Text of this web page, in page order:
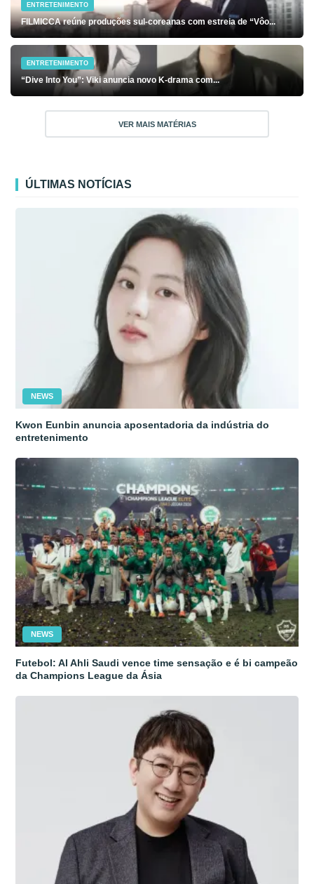
ENTRETENIMENTO
FILMICCA reúne produções sul-coreanas com estreia de “Vôo...
ENTRETENIMENTO
“Dive Into You”: Viki anuncia novo K-drama com...
VER MAIS MATÉRIAS
ÚLTIMAS NOTÍCIAS
NEWS
Kwon Eunbin anuncia aposentadoria da indústria do
entretenimento
NEWS
Futebol: Al Ahli Saudi vence time sensação e é bi campeão
da Champions League da Ásia